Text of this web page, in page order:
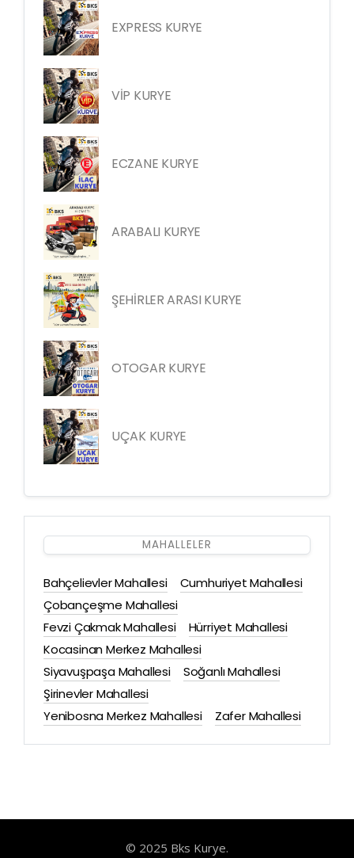
EXPRESS KURYE
VİP KURYE
ECZANE KURYE
ARABALI KURYE
ŞEHİRLER ARASI KURYE
OTOGAR KURYE
UÇAK KURYE
MAHALLELER
Bahçelievler Mahallesi
Cumhuriyet Mahallesi
Çobançeşme Mahallesi
Fevzi Çakmak Mahallesi
Hürriyet Mahallesi
Kocasinan Merkez Mahallesi
Siyavuşpaşa Mahallesi
Soğanlı Mahallesi
Şirinevler Mahallesi
Yenibosna Merkez Mahallesi
Zafer Mahallesi
© 2025 Bks Kurye.